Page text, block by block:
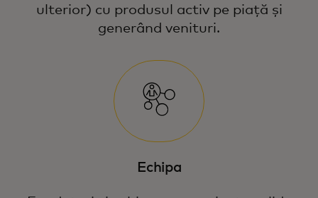
ulterior) cu produsul activ pe piață și
generând venituri.
Echipa